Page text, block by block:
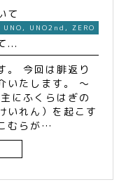
UNO , UNO2nd ,ZERO
...
。 今回は腓返り
いたします。 〜
にふくらはぎの
いれん）を起こす
むらが…